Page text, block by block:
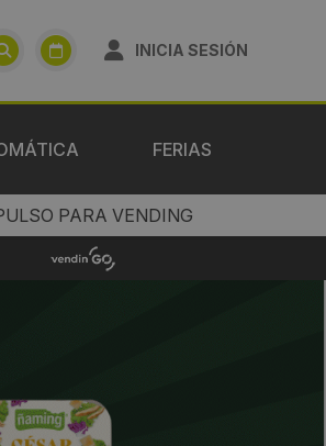
INICIA SESIÓN
FERIAS
PARA VENDING